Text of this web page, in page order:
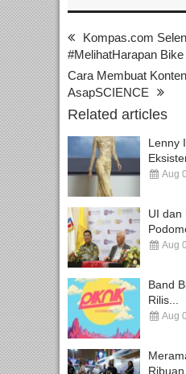
Kompas.com
#MelihatHarapan
Cara Membuat
AsapSCIENCE
Related articles
Lenny
Aug
UI dan
Aug
Band
Rilis...
Aug
Ribuan